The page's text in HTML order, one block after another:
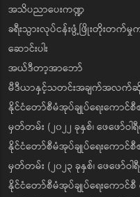
အသိပညာပေးကဏ္ဍ
ခရီးသွားလုပ်ငန်းဖွံ့ဖြိုးတိုးတက်မှု
ဆောင်းပါး
အယ်ဒီတာ့အာဘော်
မီဒီယာနှင့်သတင်းအချက်အလက်
နိုင်ငံတော်စီမံအုပ်ချုပ်ရေးကော
မှတ်တမ်း (၂၀၂၂ ခုနှစ်၊ ဖေဖော်ဝ
နိုင်ငံတော်စီမံအုပ်ချုပ်ရေးကော
မှတ်တမ်း (၂၀၂၃ ခုနှစ်၊ ဖေဖော်ဝ
နိုင်ငံတော်စီမံအုပ်ချုပ်ရေးကေ